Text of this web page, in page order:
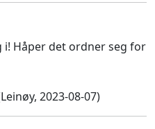
Håper det ordner seg for
2023-08-07)